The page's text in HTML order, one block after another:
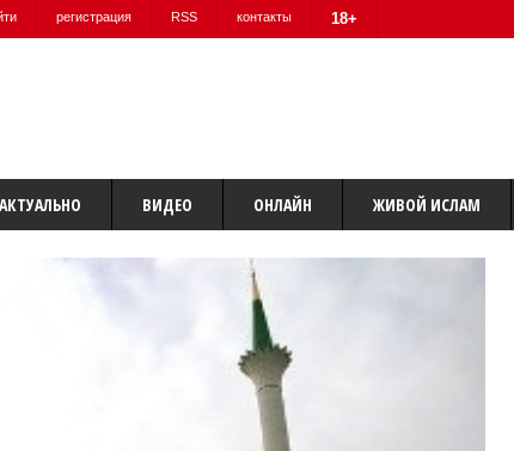
регистрация RSS контакты 18+
АКТУАЛЬНО ВИДЕО ОНЛАЙН ЖИВОЙ ИСЛАМ